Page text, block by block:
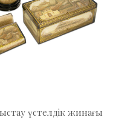
үстелдік жинағы